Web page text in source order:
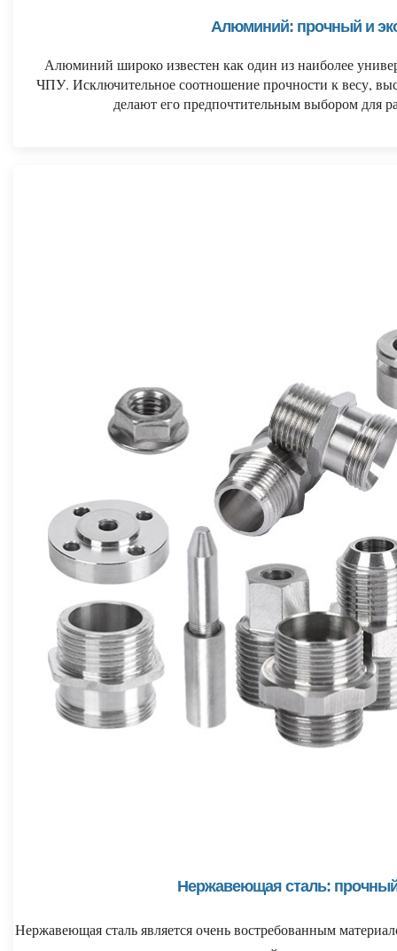
Алюминий: прочный и
Алюминий широко известен как один из наиболее
ЧПУ. Исключительное соотношение прочности к весу,
делают его предпочтительным выбором для
Нержавеющая сталь:
Нержавеющая сталь является очень востребованным